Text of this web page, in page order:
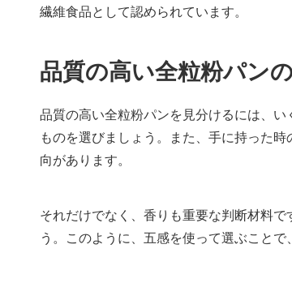
繊維食品として認められています。
品質の高い全粒粉パン
品質の高い全粒粉パンを見分けるには、
ものを選びましょう。また、手に持った
向があります。
それだけでなく、香りも重要な判断材料
う。このように、五感を使って選ぶこと